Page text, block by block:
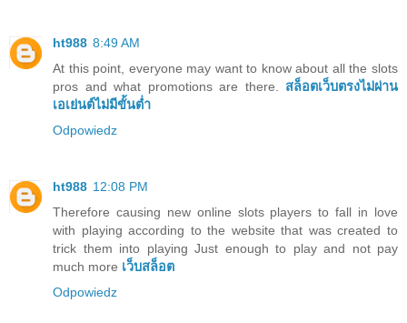
ht988 8:49 AM
At this point, everyone may want to know about all the slots
pros and what promotions are there. สล็อตเว็บตรงไม่ผ่าน
เอเย่นต์ไม่มีขั้นต่ำ
Odpowiedz
ht988 12:08 PM
Therefore causing new online slots players to fall in love
with playing according to the website that was created to
trick them into playing Just enough to play and not pay
much more เว็บสล็อต
Odpowiedz